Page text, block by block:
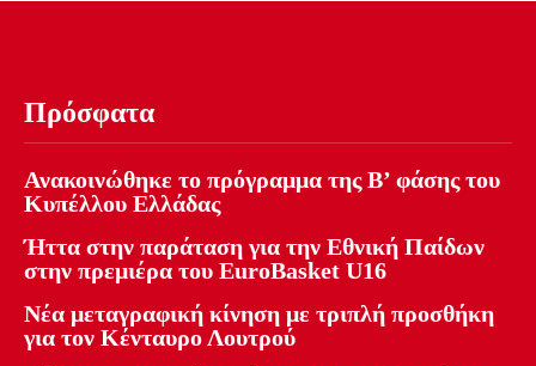
Πρόσφατα
Ανακοινώθηκε το πρόγραμμα της Β’ φάσης του
Κυπέλλου Ελλάδας
Ήττα στην παράταση για την Εθνική Παίδων
στην πρεμιέρα του EuroBasket U16
Νέα μεταγραφική κίνηση με τριπλή προσθήκη
για τον Κένταυρο Λουτρού